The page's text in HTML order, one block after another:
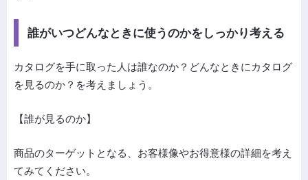
誰がいつどんなときに使うのかをしっかり考える
カタログを手に取った人は誰なのか？どんなときにカタログ
を見るのか？を考えましょう。
【誰が見るのか】
商品のターゲットとなる、お客様像やお得意様の詳細を考え
てみてください。